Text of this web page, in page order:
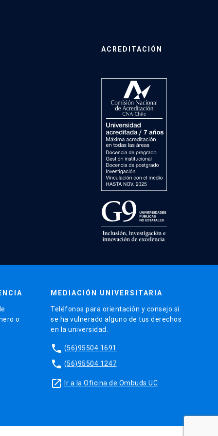
ACREDITACIÓN
o
MEDIACIÓN UNIVERSITARIA
Teléfonos para orientación y consejo si
se ha vulnerado alguno de tus derechos
en la universidad.
phone (56)95504 1691
phone (56)95504 1247
launch Ir a la Oficina de Ombuds UC